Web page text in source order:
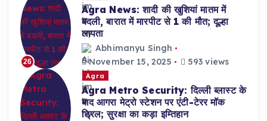
26
Agra News: शादी की खुशियां मातम में
बदली, बारात में मारपीट से 1 की मौत; दूल्हा
लापता
Abhimanyu Singh
November 15, 2025
593 views
Agra
Agra Metro Security: दिल्ली ब्लास्ट के
बाद आगरा मेट्रो स्टेशन पर एंटी-टेरर मॉक
ड्रिल; सुरक्षा का कड़ा इम्तिहान